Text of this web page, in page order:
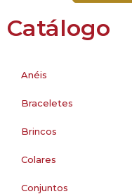
Catálogo
Anéis
Braceletes
Brincos
Colares
Conjuntos